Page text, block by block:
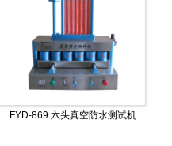
FYD-869 六头真空防水测试机